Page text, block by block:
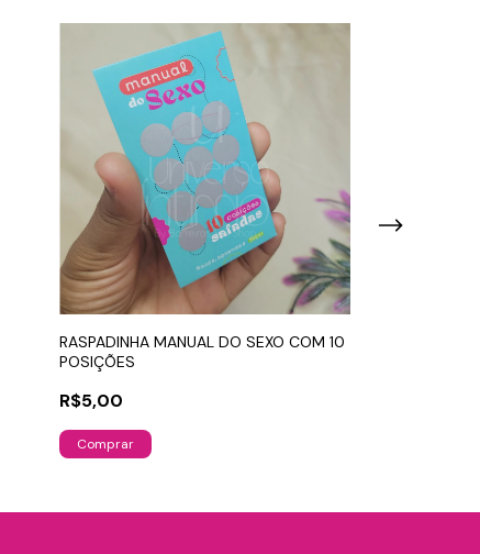
RASPADINHA MANUAL DO SEXO COM 10
POSIÇÕES
R$5,00